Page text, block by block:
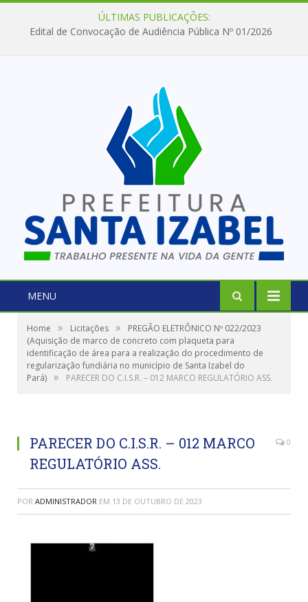
ÚLTIMAS PUBLICAÇÕES:
Edital de Convocação de Audiência Pública Nº 01/2026
MENU
Home » Licitações »
PREGÃO ELETRÔNICO Nº 022/2023
(Aquisição de marco de concreto com plaqueta para
identificação de área para a realização do procedimento de
regularização fundiária no município de Santa Izabel do
Pará) » PARECER DO C.I.S.R. – 012 MARCO REGULATÓRIO ASS.
PARECER DO C.I.S.R. – 012 MARCO
REGULATÓRIO ASS.
0
POR ADMINISTRADOR EM 13 DE OUTUBRO DE 2023